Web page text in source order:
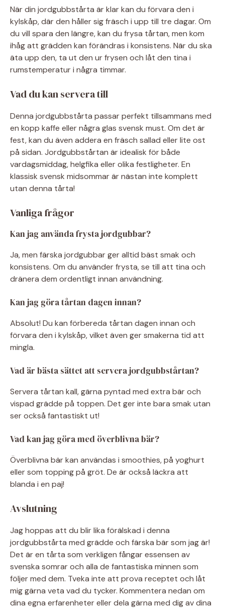
När din jordgubbstårta är klar kan du förvara den i
kylskåp, där den håller sig fräsch i upp till tre dagar. Om
du vill spara den längre, kan du frysa tårtan, men kom
ihåg att grädden kan förändras i konsistens. När du ska
äta upp den, ta ut den ur frysen och låt den tina i
rumstemperatur i några timmar.
Vad du kan servera till
Denna jordgubbstårta passar perfekt tillsammans med
en kopp kaffe eller några glas svensk must. Om det är
fest, kan du även addera en fräsch sallad eller lite ost
på sidan. Jordgubbstårtan är idealisk för både
vardagsmiddag, helgfika eller olika festligheter. En
klassisk svensk midsommar är nästan inte komplett
utan denna tårta!
Vanliga frågor
Kan jag använda frysta jordgubbar?
Ja, men färska jordgubbar ger alltid bäst smak och
konsistens. Om du använder frysta, se till att tina och
dränera dem ordentligt innan användning.
Kan jag göra tårtan dagen innan?
Absolut! Du kan förbereda tårtan dagen innan och
förvara den i kylskåp, vilket även ger smakerna tid att
mingla.
Vad är bästa sättet att servera jordgubbstårtan?
Servera tårtan kall, gärna pyntad med extra bär och
vispad grädde på toppen. Det ger inte bara smak utan
ser också fantastiskt ut!
Vad kan jag göra med överblivna bär?
Överblivna bär kan användas i smoothies, på yoghurt
eller som topping på gröt. De är också läckra att
blanda i en paj!
Avslutning
Jag hoppas att du blir lika förälskad i denna
jordgubbstårta med grädde och färska bär som jag är!
Det är en tårta som verkligen fångar essensen av
svenska somrar och alla de fantastiska minnen som
följer med dem. Tveka inte att prova receptet och låt
mig gärna veta vad du tycker. Kommentera nedan om
dina egna erfarenheter eller dela gärna med dig av dina